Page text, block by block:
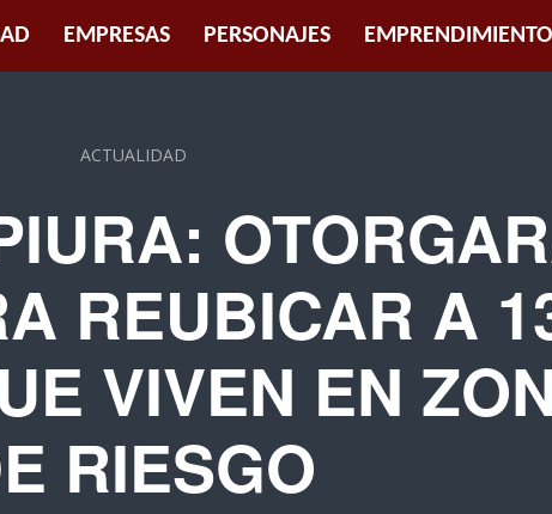
EMPRESAS PERSONAJES EMPRENDIMIENTO
ACTUALIDAD
REUBICAR A
VIVEN EN
RIESGO